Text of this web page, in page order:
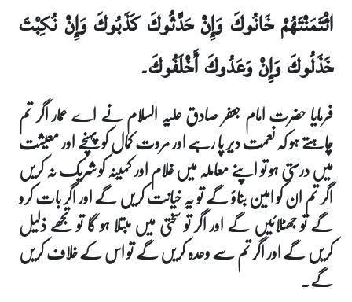
ائْتَمَنْتَهُمْ خَانُوكَ وَإِنْ حَدَّثُوكَ كَذَبُوكَ وَإِنْ نُكِبْتَ
خَذَلُوكَ وَإِنْ وَعَدُوكَ أَخْلَفُوكَ۔
فرمایا حضرت امام جعفر صادق علیہ السلام نے اے عمار اگر تم
چاہتے ہو کہ نعمت دیر پا رہے اور مروت کمال کو پہنچے اور معیشت
میں درستی ہو تو اپنے معاملہ میں غلام اور کمینہ کو شریک نہ کریں
اگر تم ان کو امین بناؤ گے تو یہ خیانت کریں گے اور اگر بات کرو
گے تو جھٹلائیں گے اور اگر تو سختی میں مبتلا ہو گا تو تجھے ذلیل
کریں گے اور اگر تم سے وعدہ کریں گے تو اس کے خلاف کریں
گے۔